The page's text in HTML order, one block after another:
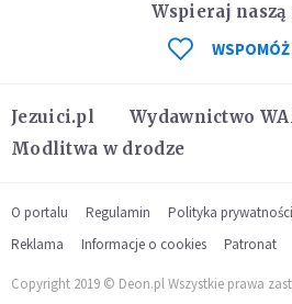
Jezuici.pl Wydawnictwo
Modlitwa w drodze
Wspieraj naszą
O portalu Regulamin Polityka prywatności
Reklama
Informacje o cookies Patronat
Copyright 2019 © Deon.pl Wszystkie prawa